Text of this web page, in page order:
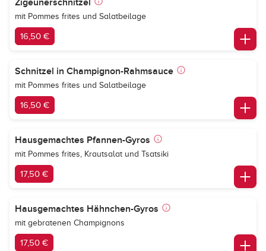
Zigeunerschnitzel
mit Pommes frites und Salatbeilage
16,50 €
Schnitzel in Champignon-Rahmsauce
mit Pommes frites und Salatbeilage
16,50 €
Hausgemachtes Pfannen-Gyros
mit Pommes frites, Krautsalat und Tsatsiki
17,50 €
Hausgemachtes Hähnchen-Gyros
mit gebratenen Champignons
17,50 €